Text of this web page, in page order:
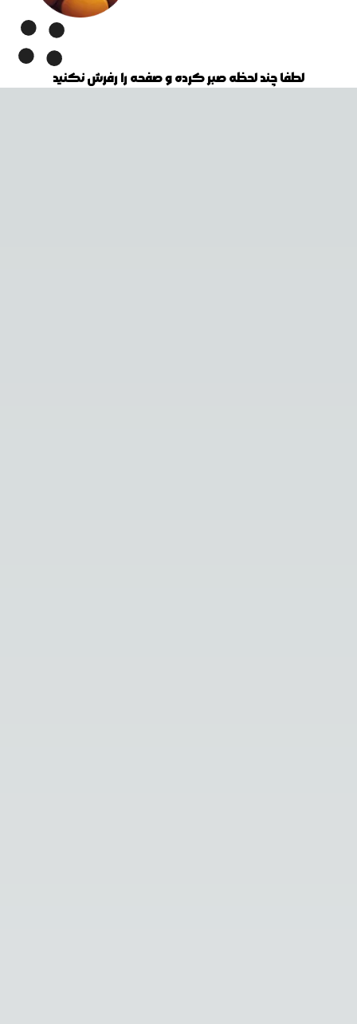
لطفا چند لحظه صبر کرده و صفحه را رفرش نکنید